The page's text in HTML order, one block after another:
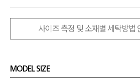
사이즈 측정 및 소재별 세탁방법
MODEL SIZE